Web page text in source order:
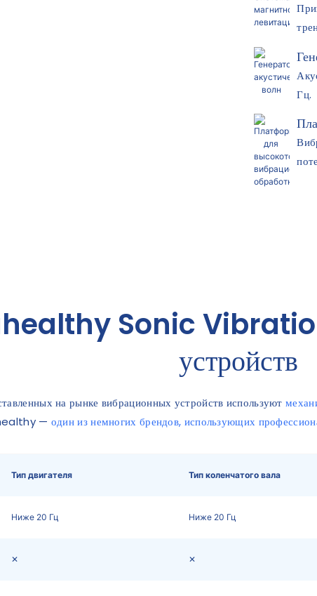
Гц.
Sonic Vibration
устройств
на рынке вибрационных устройств используют
— один из немногих брендов, использующих
Тип двигателя Тип коленчатого вала
Ниже 20 Гц Ниже 20 Гц
✕ ✕